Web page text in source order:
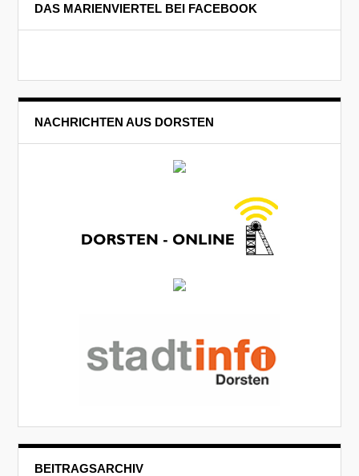
DAS MARIENVIERTEL BEI FACEBOOK
NACHRICHTEN AUS DORSTEN
BEITRAGSARCHIV